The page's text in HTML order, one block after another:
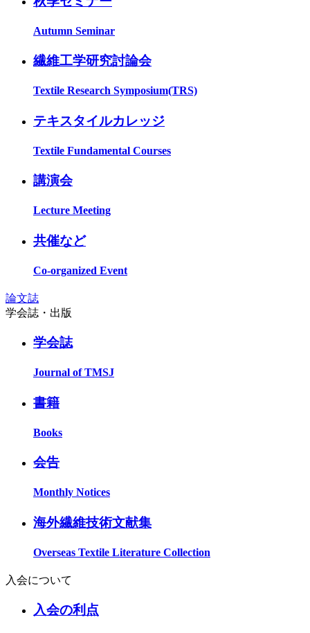
Autumn Seminar
繊維工学研究討論会
Textile Research Symposium(TRS)
テキスタイルカレッジ
Textile Fundamental Courses
講演会
Lecture Meeting
共催など
Co-organized Event
論文誌
学会誌・出版
学会誌
Journal of TMSJ
書籍
Books
会告
Monthly Notices
海外繊維技術文献集
Overseas Textile Literature Collection
入会について
入会の利点